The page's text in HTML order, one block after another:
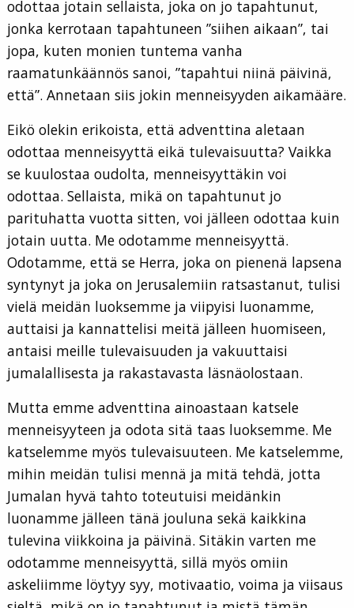
odottaa jotain sellaista, joka on jo tapahtunut,
jonka kerrotaan tapahtuneen ”siihen aikaan”, tai
jopa, kuten monien tuntema vanha
raamatunkäännös sanoi, ”tapahtui niinä päivinä,
että”. Annetaan siis jokin menneisyyden aikamääre.
Eikö olekin erikoista, että adventtina aletaan
odottaa menneisyyttä eikä tulevaisuutta? Vaikka
se kuulostaa oudolta, menneisyyttäkin voi
odottaa. Sellaista, mikä on tapahtunut jo
parituhatta vuotta sitten, voi jälleen odottaa kuin
jotain uutta. Me odotamme menneisyyttä.
Odotamme, että se Herra, joka on pienenä lapsena
syntynyt ja joka on Jerusalemiin ratsastanut, tulisi
vielä meidän luoksemme ja viipyisi luonamme,
auttaisi ja kannattelisi meitä jälleen huomiseen,
antaisi meille tulevaisuuden ja vakuuttaisi
jumalallisesta ja rakastavasta läsnäolostaan.
Mutta emme adventtina ainoastaan katsele
menneisyyteen ja odota sitä taas luoksemme. Me
katselemme myös tulevaisuuteen. Me katselemme,
mihin meidän tulisi mennä ja mitä tehdä, jotta
Jumalan hyvä tahto toteutuisi meidänkin
luonamme jälleen tänä jouluna sekä kaikkina
tulevina viikkoina ja päivinä. Sitäkin varten me
odotamme menneisyyttä, sillä myös omiin
askeliimme löytyy syy, motivaatio, voima ja viisaus